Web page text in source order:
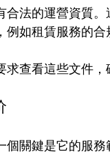
合法的運營資質
例如租賃服務的
個關鍵是它的服